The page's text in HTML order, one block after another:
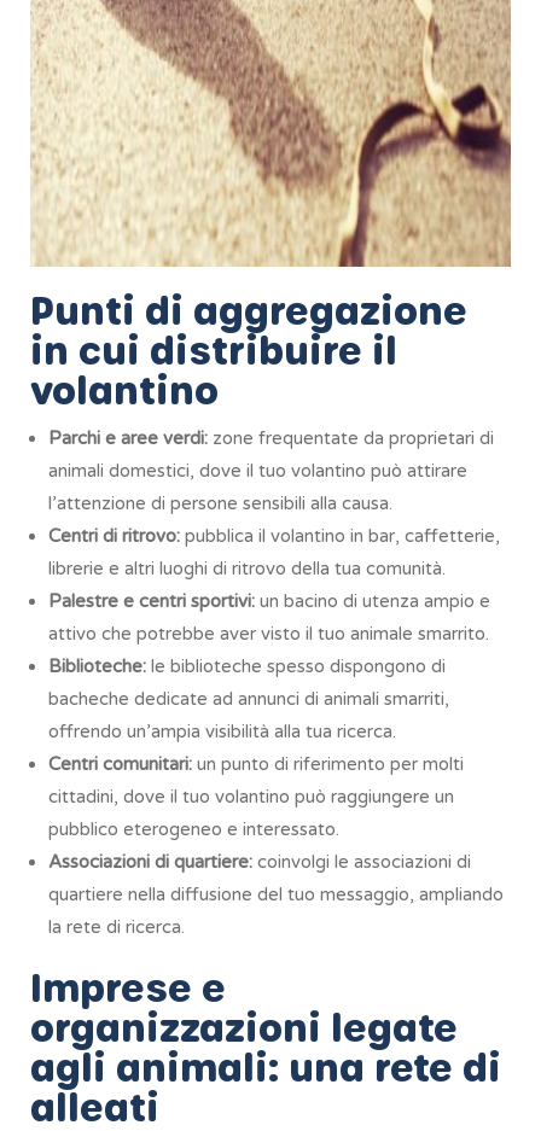
Punti di aggregazione
in cui distribuire il
volantino
Parchi e aree verdi: zone frequentate da proprietari di
animali domestici, dove il tuo volantino può attirare
l’attenzione di persone sensibili alla causa.
Centri di ritrovo: pubblica il volantino in bar, caffetterie,
librerie e altri luoghi di ritrovo della tua comunità.
Palestre e centri sportivi: un bacino di utenza ampio e
attivo che potrebbe aver visto il tuo animale smarrito.
Biblioteche: le biblioteche spesso dispongono di
bacheche dedicate ad annunci di animali smarriti,
offrendo un’ampia visibilità alla tua ricerca.
Centri comunitari: un punto di riferimento per molti
cittadini, dove il tuo volantino può raggiungere un
pubblico eterogeneo e interessato.
Associazioni di quartiere: coinvolgi le associazioni di
quartiere nella diffusione del tuo messaggio, ampliando
la rete di ricerca.
Imprese e
organizzazioni legate
agli animali: una rete di
alleati